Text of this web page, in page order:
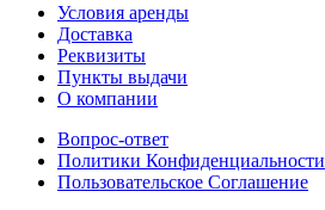
Условия аренды
Доставка
Реквизиты
Пункты выдачи
О компании
Вопрос-ответ
Политики Конфиденциальности
Пользовательское Соглашение